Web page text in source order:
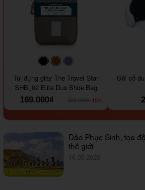
#000000#964B00
Túi đựng giày The Travel Star
SHB_02 Elite Duo Shoe Bag
169.000₫
-15%
Gối cổ
Đảo Phục Sinh, tọa
thế giới
16.05.2025